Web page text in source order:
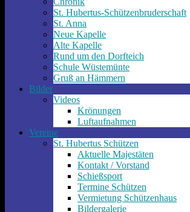
St. Hubertus-Schützenbruderschaft
St. Anna
Neue Kapelle
Alte Kapelle
Rund um den Dorfteich
Schule Wüstemünte
Gruß an Hämmern
Bilder
Videos
Krönungen
Luftaufnahmen
Vereine
St. Hubertus Schützen
Aktuelle Majestäten
Kontakt / Vorstand
Schießsport
Termine Schützen
Vermietung Schützenhaus
Bildergalerie